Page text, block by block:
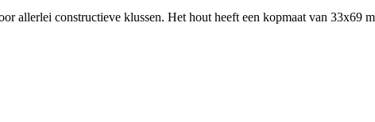
allerlei constructieve klussen. Het hout heeft een kopmaat van 33x69